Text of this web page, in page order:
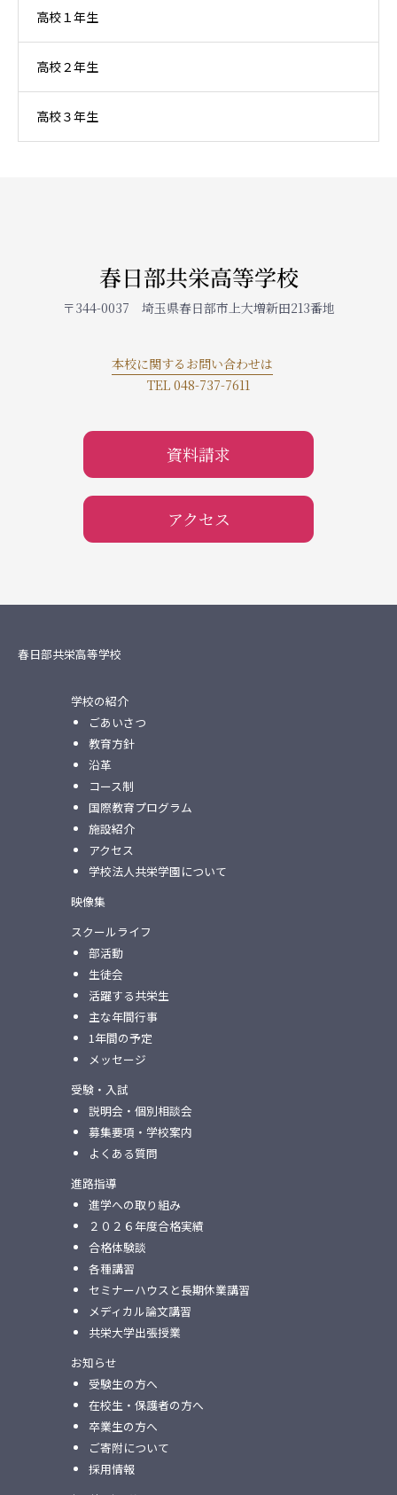
高校１年生
高校２年生
高校３年生
春日部共栄高等学校
〒344-0037 埼玉県春日部市上大増新田213番地
本校に関するお問い合わせは
TEL 048-737-7611
資料請求
アクセス
春日部共栄高等学校
学校の紹介
ごあいさつ
教育方針
沿革
コース制
国際教育プログラム
施設紹介
アクセス
学校法人共栄学園について
映像集
スクールライフ
部活動
生徒会
活躍する共栄生
主な年間行事
1年間の予定
メッセージ
受験・入試
説明会・個別相談会
募集要項・学校案内
よくある質問
進路指導
進学への取り組み
２０２６年度合格実績
合格体験談
各種講習
セミナーハウスと⻑期休業講習
メディカル論⽂講習
共栄⼤学出張授業
お知らせ
受験生の方へ
在校生・保護者の方へ
卒業生の方へ
ご寄附について
採用情報